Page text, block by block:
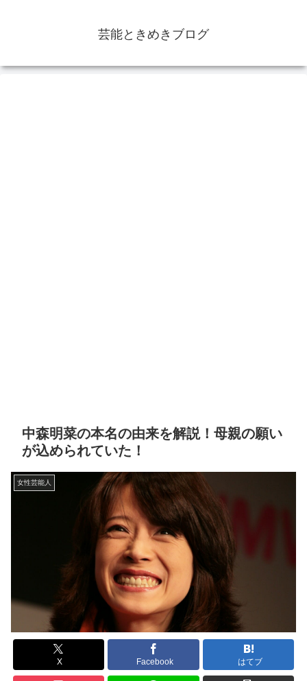
芸能ときめきブログ
中森明菜の本名の由来を解説！母親の願い
が込められていた！
女性芸能人
X Facebook はてブ